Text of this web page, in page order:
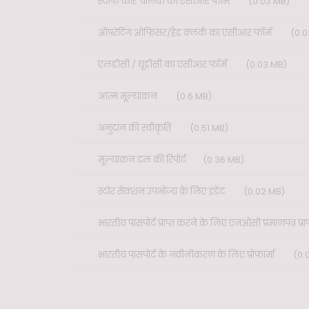
ऑपरेटिंग ऑफिसर/हेड क्लर्क का एसीआर फॉर्म
एलडीसी / यूडीसी का एसीआर फॉर्म (0.03 MB)
आत्म मूल्यांकन (0.6 MB)
अनुदान की स्वीकृति (0.51 MB)
मूल्यांकन दल की रिपोर्ट (0.36 MB)
स्टोर सेक्शन उपभोज्य के लिए इंडेंट (0.02 MB)
भारतीय पासपोर्ट प्राप्त करने के लिए एनओसी प्रमाणपत्र
भारतीय पासपोर्ट के नवीनीकरण के लिए प्रोफार्मा